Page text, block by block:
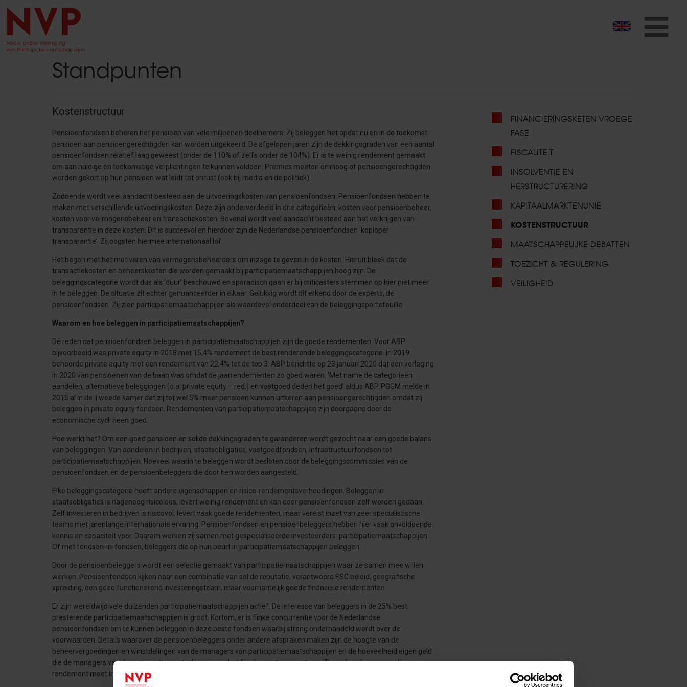
Standpunten
FINANCIERINGSKETEN VROEGE
FASE
FISCALITEIT
INSOLVENTIE EN
HERSTRUCTURERING
KAPITAALMARKTENUNIE
KOSTENSTRUCTUUR
MAATSCHAPPELIJKE DEBATTEN
TOEZICHT & REGULERING
VEILIGHEID
Kostenstructuur
Pensioenfondsen beheren het pensioen van vele miljoenen deelnemers. Zij beleggen het opdat nu en in de toekomst
pensioen aan pensioengerechtigden kan worden uitgekeerd. De afgelopen jaren zijn de dekkingsgraden van een aantal
pensioenfondsen relatief laag geweest (onder de 110% of zelfs onder de 104%). Er is te weinig rendement gemaakt
om aan huidige en toekomstige verplichtingen te kunnen voldoen. Premies moeten omhoog of pensioengerechtigden
worden gekort op hun pensioen wat leidt tot onrust (ook bij media en de politiek).
Zodoende wordt veel aandacht besteed aan de uitvoeringskosten van pensioenfondsen. Pensioenfondsen hebben te
maken met verschillende uitvoeringskosten. Deze zijn onderverdeeld in drie categorieën: kosten voor pensioenbeheer,
kosten voor vermogensbeheer en transactiekosten. Bovenal wordt veel aandacht besteed aan het verkrijgen van
transparantie in deze kosten. Dit is succesvol en hierdoor zijn de Nederlandse pensioenfondsen ‘koploper
transparantie’. Zij oogsten hiermee internationaal lof.
Het begon met het motiveren van vermogensbeheerders om inzage te geven in de kosten. Hieruit bleek dat de
transactiekosten en beheerskosten die worden gemaakt bij participatiemaatschappijen hoog zijn. De
beleggingscategorie wordt dus als ‘duur’ beschouwd en sporadisch gaan er bij criticasters stemmen op hier niet meer
in te beleggen. De situatie zit echter genuanceerder in elkaar. Gelukkig wordt dit erkend door de experts, de
pensioenfondsen. Zij zien participatiemaatschappijen als waardevol onderdeel van de beleggingsportefeuille.
Waarom en hoe beleggen in participatiemaatschappijen?
Dé reden dat pensioenfondsen beleggen in participatiemaatschappijen zijn de goede rendementen. Voor ABP
bijvoorbeeld was private equity in 2018 met 15,4% rendement de best renderende beleggingscategorie. In 2019
behoorde private equity met een rendement van 22,4% tot de top 3. ABP berichtte op 23 januari 2020 dat een verlaging
in 2020 van pensioenen van de baan was omdat de jaarrendementen zo goed waren. ‘Met name de categorieën
aandelen, alternatieve beleggingen (o.a. private equity – red.) en vastgoed deden het goed’ aldus ABP. PGGM melde in
2015 al in de Tweede kamer dat zij tot wel 5% meer pensioen kunnen uitkeren aan pensioengerechtigden omdat zij
beleggen in private equity fondsen. Rendementen van participatiemaatschappijen zijn doorgaans door de
economische cycli heen goed.
Hoe werkt het? Om een goed pensioen en solide dekkingsgraden te garanderen wordt gezocht naar een goede balans
van beleggingen. Van aandelen in bedrijven, staatsobligaties, vastgoedfondsen, infrastructuurfondsen tot
participatiemaatschappijen. Hoeveel waarin te beleggen wordt besloten door de beleggingscommissies van de
pensioenfondsen en de pensioenbeleggers die door hen worden aangesteld.
Elke beleggingscategorie heeft andere eigenschappen en risico-rendementsverhoudingen. Beleggen in
staatsobligaties is nagenoeg risicoloos, levert weinig rendement en kan door pensioenfondsen zelf worden gedaan.
Zelf investeren in bedrijven is risicovol, levert vaak goede rendementen, maar vereist inzet van zeer specialistische
teams met jarenlange internationale ervaring. Pensioenfondsen en pensioenbeleggers hebben hier vaak onvoldoende
kennis en capaciteit voor. Daarom werken zij samen met gespecialiseerde investeerders: participatiemaatschappijen.
Of met fondsen-in-fondsen, beleggers die op hun beurt in participatiemaatschappijen beleggen.
Door de pensioenbeleggers wordt een selectie gemaakt van participatiemaatschappijen waar ze samen mee willen
werken. Pensioenfondsen kijken naar een combinatie van solide reputatie, verantwoord ESG beleid, geografische
spreiding, een goed functionerend investeringsteam, maar voornamelijk goede financiële rendementen.
Er zijn wereldwijd vele duizenden participatiemaatschappijen actief. De interesse van beleggers in de 25% best
presterende participatiemaatschappijen is groot. Kortom, er is flinke concurrentie voor de Nederlandse
pensioenfondsen om te kunnen beleggen in deze beste fondsen waarbij streng onderhandeld wordt over de
voorwaarden. Details waarover de pensioenbeleggers onder andere afspraken maken zijn de hoogte van de
beheervergoedingen en winstdelingen van de managers van participatiemaatschappijen en de hoeveelheid eigen geld
die de managers van de participatiemaatschappijen in het fonds moeten investeren. De verhouding vergoeding en
rendement moet in balans zijn.